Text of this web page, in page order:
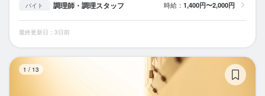
バイト 調理師・調理スタッフ 時給： 1,400円〜2,000円
最終更新日：3日前
1 / 13